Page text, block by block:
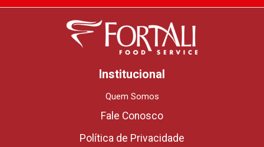
Institucional
Quem Somos
Fale Conosco
Política de Privacidade